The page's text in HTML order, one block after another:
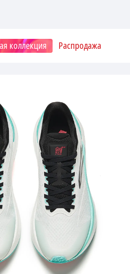
коллекция Распродажа